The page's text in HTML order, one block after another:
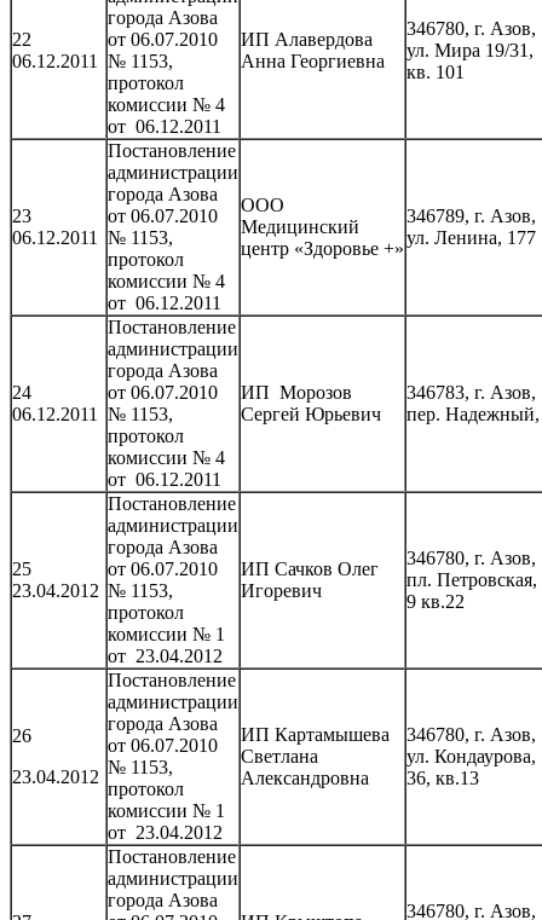
22
06.12.2011
города Азова
от 06.07.2010
№ 1153,
протокол
комиссии № 4
от 06.12.2011
ИП Алавердова
Анна Георгиевна
346780, г. Азов,
ул. Мира 19/31,
кв. 101
23
06.12.2011
Постановление
администрации
города Азова
от 06.07.2010
№ 1153,
протокол
комиссии № 4
от 06.12.2011
ООО
Медицинский
центр «Здоровье +»
346789, г. Азов,
ул. Ленина, 177
24
06.12.2011
Постановление
администрации
города Азова
от 06.07.2010
№ 1153,
протокол
комиссии № 4
от 06.12.2011
ИП Морозов
Сергей Юрьевич
346783, г. Азов,
пер. Надежный,
25
23.04.2012
Постановление
администрации
города Азова
от 06.07.2010
№ 1153,
протокол
комиссии № 1
от 23.04.2012
ИП Сачков Олег
Игоревич
346780, г. Азов,
пл. Петровская,
9 кв.22
26
23.04.2012
Постановление
администрации
города Азова
от 06.07.2010
№ 1153,
протокол
комиссии № 1
от 23.04.2012
ИП Картамышева
Светлана
Александровна
346780, г. Азов,
ул. Кондаурова,
36, кв.13
Постановление
администрации
города Азова
346780, г. Азов,